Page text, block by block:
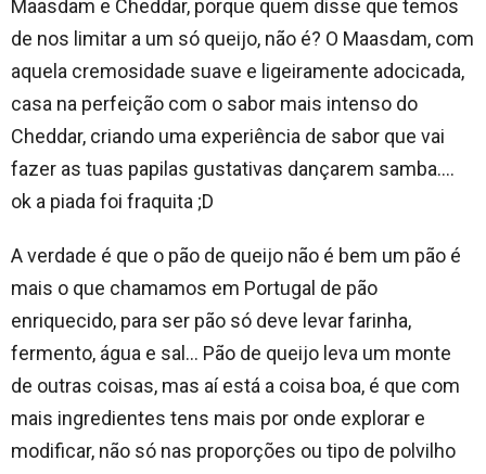
Maasdam e Cheddar, porque quem disse que temos
de nos limitar a um só queijo, não é? O Maasdam, com
aquela cremosidade suave e ligeiramente adocicada,
casa na perfeição com o sabor mais intenso do
Cheddar, criando uma experiência de sabor que vai
fazer as tuas papilas gustativas dançarem samba….
ok a piada foi fraquita ;D
A verdade é que o pão de queijo não é bem um pão é
mais o que chamamos em Portugal de pão
enriquecido, para ser pão só deve levar farinha,
fermento, água e sal… Pão de queijo leva um monte
de outras coisas, mas aí está a coisa boa, é que com
mais ingredientes tens mais por onde explorar e
modificar, não só nas proporções ou tipo de polvilho